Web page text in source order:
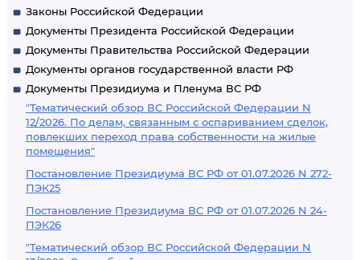
Законы Российской Федерации
Документы Президента Российской Федерации
Документы Правительства Российской Федерации
Документы органов государственной власти РФ
Документы Президиума и Пленума ВС РФ
"Тематический обзор ВС Российской Федерации N
12/2026. По делам, связанным с оспариванием сделок,
повлекших переход права собственности на жилые
помещения"
Постановление Президиума ВС РФ от 01.07.2026 N 272-
ПЭК25
Постановление Президиума ВС РФ от 01.07.2026 N 24-
ПЭК26
"Тематический обзор ВС Российской Федерации N